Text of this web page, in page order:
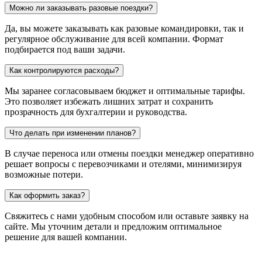
Можно ли заказывать разовые поездки?
Да, вы можете заказывать как разовые командировки, так и
регулярное обслуживание для всей компании. Формат
подбирается под ваши задачи.
Как контролируются расходы?
Мы заранее согласовываем бюджет и оптимальные тарифы.
Это позволяет избежать лишних затрат и сохранить
прозрачность для бухгалтерии и руководства.
Что делать при изменении планов?
В случае переноса или отмены поездки менеджер оперативно
решает вопросы с перевозчиками и отелями, минимизируя
возможные потери.
Как оформить заказ?
Свяжитесь с нами удобным способом или оставьте заявку на
сайте. Мы уточним детали и предложим оптимальное
решение для вашей компании.